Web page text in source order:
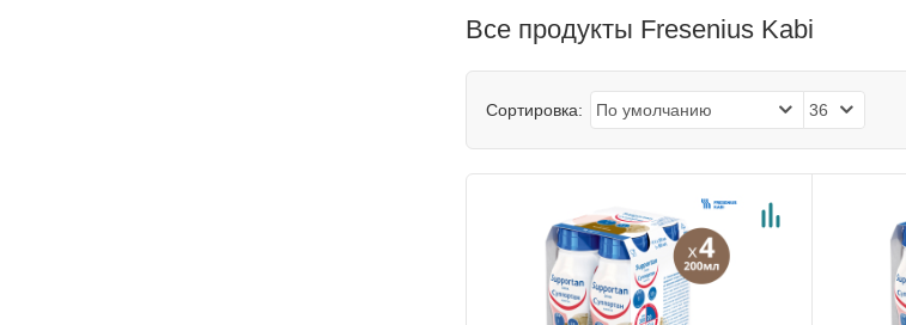
Все продукты Fresenius Kabi
Сортировка: